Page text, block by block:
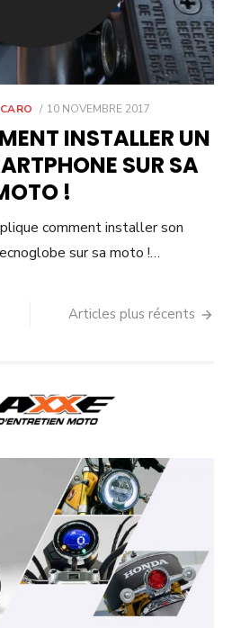
POSTED
10 NOVEMBRE 2017
INSTALLER UN
SUR SA
!
comment installer son
sur sa moto !…
Articles plus récents